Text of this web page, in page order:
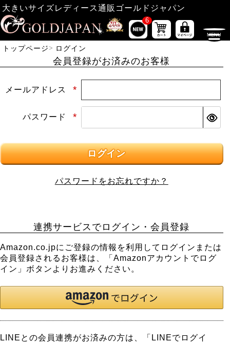
大きいサイズレディース通販ゴールドジャパン
6
トップページ ログイン
会員登録がお済みのお客様
メールアドレス
(必須)
パスワード
(必須)
ログイン
パスワードをお忘れですか？
連携サービスでログイン・会員登録
Amazon.co.jpにご登録の情報を利用してログインまたは
会員登録されるお客様は、「Amazonアカウントでログ
イン」ボタンよりお進みください。
LINEとの会員連携がお済みの方は、「LINEでログイ